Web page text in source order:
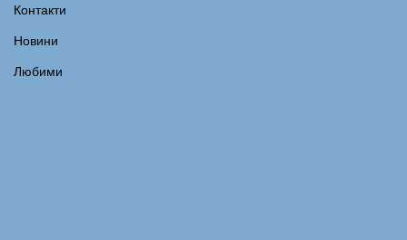
Контакти
Новини
Любими